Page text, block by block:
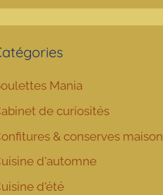
Mania
de curiosités
& conserves maison
d'automne
d'été